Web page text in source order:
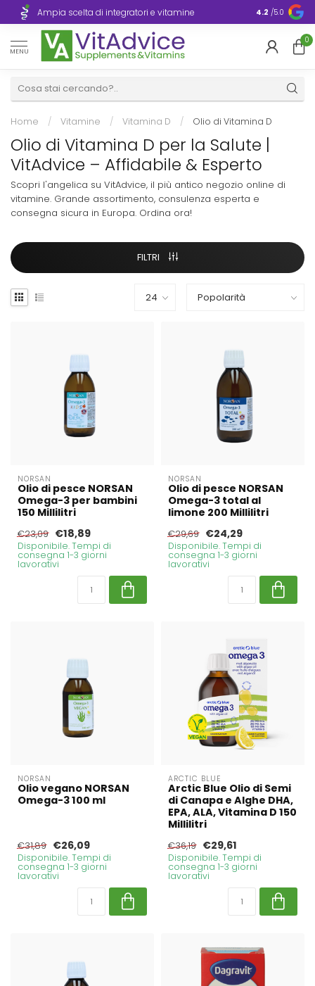
Ampia scelta di integratori e vitamine Consegna
Europa
4.2 /5.0
MENU
0
Home / Vitamine / Vitamina D / Olio di Vitamina D
Olio di Vitamina D per la Salute |
VitAdvice – Affidabile & Esperto
Scopri l'angelica su VitAdvice, il più antico negozio online di
vitamine. Grande assortimento, consulenza esperta e
consegna sicura in Europa. Ordina ora!
FILTRI
NORSAN
Olio di pesce NORSAN
Omega-3 per bambini
150 Millilitri
€23,09 €18,89
Disponibile. Tempi di
consegna 1-3 giorni
lavorativi
NORSAN
Olio di pesce NORSAN
Omega-3 total al
limone 200 Millilitri
€29,69 €24,29
Disponibile. Tempi di
consegna 1-3 giorni
lavorativi
NORSAN
Olio vegano NORSAN
Omega-3 100 ml
€31,89 €26,09
Disponibile. Tempi di
consegna 1-3 giorni
lavorativi
ARCTIC BLUE
Arctic Blue Olio di Semi
di Canapa e Alghe DHA,
EPA, ALA, Vitamina D 150
Millilitri
€36,19 €29,61
Disponibile. Tempi di
consegna 1-3 giorni
lavorativi